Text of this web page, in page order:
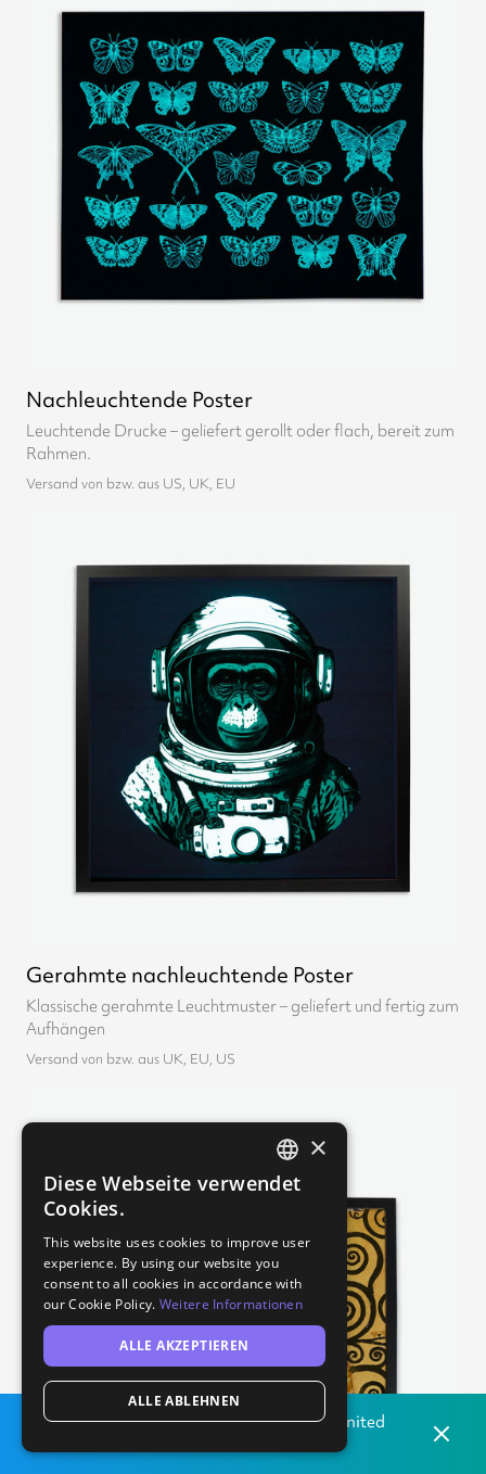
Lokal druckenvon unserem Druckereien in
United
States.
Nachleuchtende Poster
Leuchtende Drucke – geliefert gerollt oder flach, bereit zum
Rahmen.
Versand von bzw. aus US, UK, EU
Gerahmte nachleuchtende Poster
Klassische gerahmte Leuchtmuster – geliefert und fertig zum
Aufhängen
Versand von bzw. aus UK, EU, US
ENGLISH
×
Diese Webseite verwendet
Cookies.
This website uses cookies to improve user
experience. By using our website you
consent to all cookies in accordance with
our Cookie Policy. Weitere Informationen
ALLE AKZEPTIEREN
ALLE ABLEHNEN